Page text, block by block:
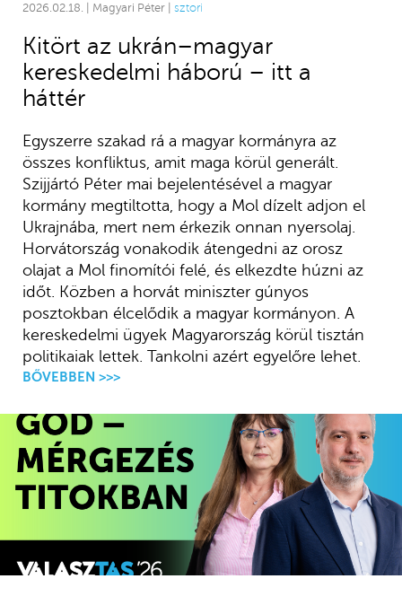
2026.02.18. | Magyari Péter | sztori
Kitört az ukrán–magyar
kereskedelmi háború – itt a
háttér
Egyszerre szakad rá a magyar kormányra az
összes konfliktus, amit maga körül generált.
Szijjártó Péter mai bejelentésével a magyar
kormány megtiltotta, hogy a Mol dízelt adjon el
Ukrajnába, mert nem érkezik onnan nyersolaj.
Horvátország vonakodik átengedni az orosz
olajat a Mol finomítói felé, és elkezdte húzni az
időt. Közben a horvát miniszter gúnyos
posztokban élcelődik a magyar kormányon. A
kereskedelmi ügyek Magyarország körül tisztán
politikaiak lettek. Tankolni azért egyelőre lehet.
BŐVEBBEN >>>